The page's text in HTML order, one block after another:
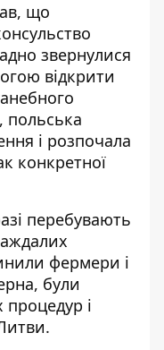
що
звернулися
відкрити
польська
і розпочала
конкретної
перебувають
фермери і
були
і